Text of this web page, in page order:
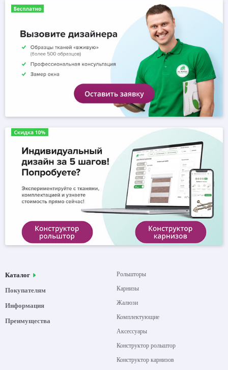
Каталог
Покупателям
Информация
Преимущества
Рольшторы
Карнизы
Жалюзи
Комплектующие
Аксессуары
Конструктор рольштор
Конструктор карнизов